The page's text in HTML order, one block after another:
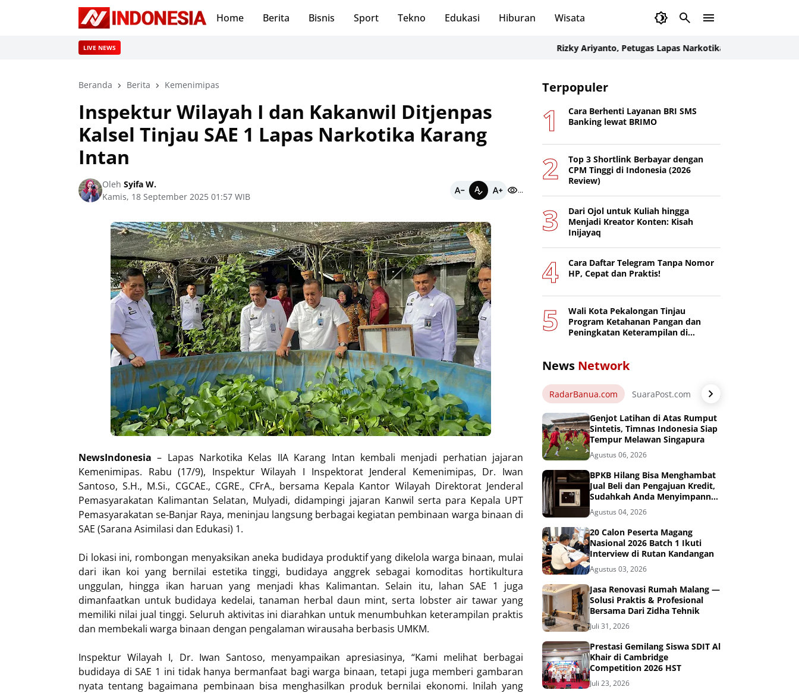
Home Berita Bisnis Sport Tekno Edukasi Hiburan Wisata
LIVE NEWS Rizky Ariyanto, Petugas Lapas Narkotika Karang Intan Harumkan
Beranda Berita Kemenimipas
Inspektur Wilayah I dan Kakanwil Ditjenpas
Kalsel Tinjau SAE 1 Lapas Narkotika Karang
Intan
Oleh Syifa W.
Kamis, 18 September 2025 01:57 WIB
...
NewsIndonesia– Lapas Narkotika Kelas IIA Karang Intan kembali menjadi perhatian jajaran
Kemenimipas. Rabu (17/9), Inspektur Wilayah I Inspektorat Jenderal Kemenimipas, Dr. Iwan
Santoso, S.H., M.Si., CGCAE., CGRE., CFrA., bersama Kepala Kantor Wilayah Direktorat Jenderal
Pemasyarakatan Kalimantan Selatan, Mulyadi, didampingi jajaran Kanwil serta para Kepala UPT
Pemasyarakatan se-Banjar Raya, meninjau langsung berbagai kegiatan pembinaan warga binaan di
SAE (Sarana Asimilasi dan Edukasi) 1.
Di lokasi ini, rombongan menyaksikan aneka budidaya produktif yang dikelola warga binaan, mulai
dari ikan koi yang bernilai estetika tinggi, budidaya anggrek sebagai komoditas hortikultura
unggulan, hingga ikan haruan yang menjadi khas Kalimantan. Selain itu, lahan SAE 1 juga
dimanfaatkan untuk budidaya kedelai, tanaman herbal daun mint, serta lobster air tawar yang
memiliki nilai jual tinggi. Seluruh aktivitas ini diarahkan untuk menumbuhkan keterampilan praktis
dan membekali warga binaan dengan pengalaman wirausaha berbasis UMKM.
Inspektur Wilayah I, Dr. Iwan Santoso, menyampaikan apresiasinya, “Kami melihat berbagai
budidaya di SAE 1 ini tidak hanya bermanfaat bagi warga binaan, tetapi juga memberi gambaran
nyata tentang bagaimana pembinaan bisa menghasilkan produk bernilai ekonomi. Inilah yang
Terpopuler
Cara Berhenti Layanan BRI SMS
Banking lewat BRIMO
Top 3 Shortlink Berbayar dengan
CPM Tinggi di Indonesia (2026
Review)
Dari Ojol untuk Kuliah hingga
Menjadi Kreator Konten: Kisah
Inijayaq
Cara Daftar Telegram Tanpa Nomor
HP, Cepat dan Praktis!
Wali Kota Pekalongan Tinjau
Program Ketahanan Pangan dan
Peningkatan Keterampilan di
News Network
RadarBanua.com SuaraPost.com NarasiNews.com
Genjot Latihan di Atas Rumput
Sintetis, Timnas Indonesia Siap
Tempur Melawan Singapura
Agustus 06, 2026
BPKB Hilang Bisa Menghambat
Jual Beli dan Pengajuan Kredit,
Sudahkah Anda Menyimpannya
di Brankas BPKB?
Agustus 04, 2026
20 Calon Peserta Magang
Nasional 2026 Batch 1 Ikuti
Interview di Rutan Kandangan
Agustus 03, 2026
Jasa Renovasi Rumah Malang —
Solusi Praktis & Profesional
Bersama Dari Zidha Tehnik
Juli 31, 2026
Prestasi Gemilang Siswa SDIT Al
Khair di Cambridge
Competition 2026 HST
Juli 23, 2026